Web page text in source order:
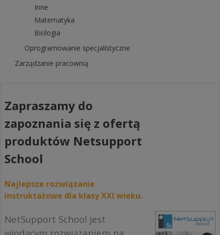
Inne
Matematyka
Biologia
Oprogramowanie specjalistyczne
Zarządzanie pracownią
Zapraszamy do
zapoznania się z ofertą
produktów Netsupport
School
Najlepsze rozwiązanie
instruktażowe dla klasy XXI wieku.
NetSupport School jest